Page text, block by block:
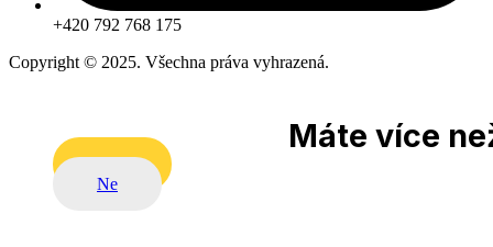
+420 792 768 175
Copyright © 2025. Všechna práva vyhrazená.
Máte více
Ne